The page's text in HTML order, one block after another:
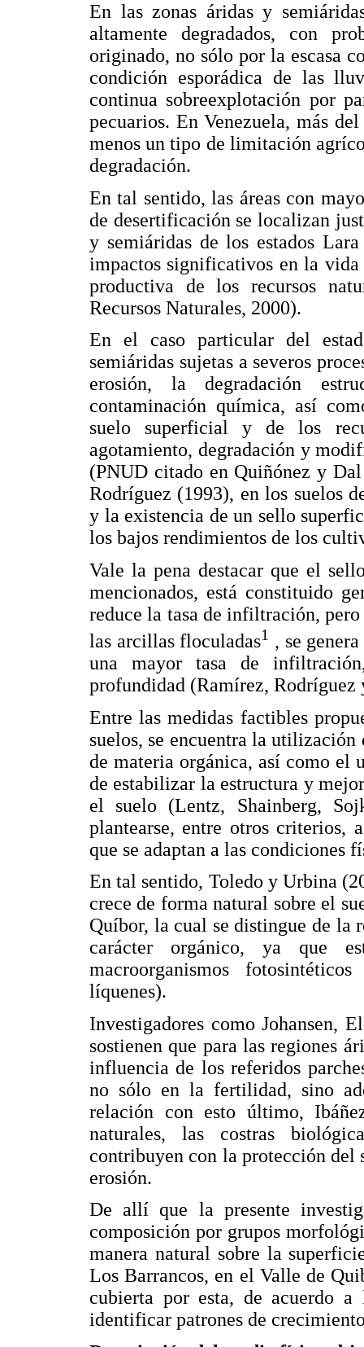
En las zonas áridas y
altamente degradados, con
originado, no sólo por la escasa
condición esporádica de las
continua sobreexplotación por
pecuarios. En Venezuela, más
menos un tipo de limitación
degradación.
En tal sentido, las áreas con
de desertificación se localizan
y semiáridas de los estados
impactos significativos en la
productiva de los recursos
Recursos Naturales, 2000).
En el caso particular del
semiáridas sujetas a severos
erosión, la degradación
contaminación química, así
suelo superficial y de los
agotamiento, degradación y
(PNUD citado en Quiñónez y
Rodríguez (1993), en los suelos
y la existencia de un sello
los bajos rendimientos de los
Vale la pena destacar que el
mencionados, está constituido
reduce la tasa de infiltración,
las arcillas floculadas1 , se
una mayor tasa de
profundidad (Ramírez, Rodríguez
Entre las medidas factibles
suelos, se encuentra la
de materia orgánica, así como el
de estabilizar la estructura y
el suelo (Lentz, Shainberg,
plantearse, entre otros criterios,
que se adaptan a las condiciones
En tal sentido, Toledo y Urbina
crece de forma natural sobre el
Quíbor, la cual se distingue de la
carácter orgánico, ya que
macroorganismos
líquenes).
Investigadores como Johansen,
sostienen que para las regiones
influencia de los referidos
no sólo en la fertilidad, sino
relación con esto último,
naturales, las costras
contribuyen con la protección del
erosión.
De allí que la presente
composición por grupos
manera natural sobre la
Los Barrancos, en el Valle de
cubierta por esta, de acuerdo
identificar patrones de